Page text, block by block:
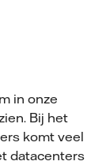
in onze
Bij het
komt veel
datacenters